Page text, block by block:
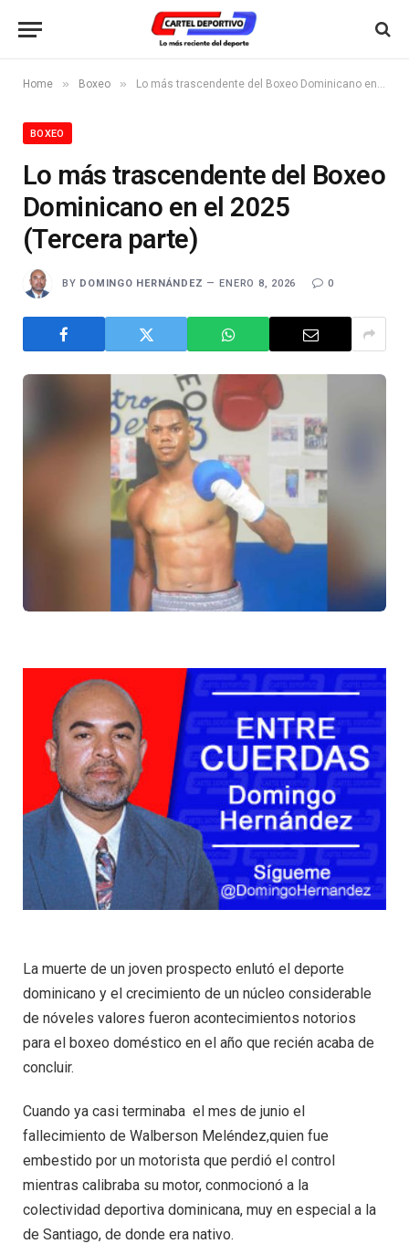
Home » Boxeo » Lo más trascendente del Boxeo Dominicano en el 2025 (Tercera parte)
BOXEO
Lo más trascendente del Boxeo
Dominicano en el 2025
(Tercera parte)
BY DOMINGO HERNÁNDEZ ENERO 8, 2026 0
La muerte de un joven prospecto enlutó el deporte
dominicano y el crecimiento de un núcleo considerable
de nóveles valores fueron acontecimientos notorios
para el boxeo doméstico en el año que recién acaba de
concluir.
Cuando ya casi terminaba el mes de junio el
fallecimiento de Walberson Meléndez,quien fue
embestido por un motorista que perdió el control
mientras calibraba su motor, conmocionó a la
colectividad deportiva dominicana, muy en especial a la
de Santiago, de donde era nativo.